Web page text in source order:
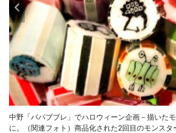
中野「パパブブレ」でハロウィーン企画－描いた
に。（関連フォト）商品化された2回目のモンスタ